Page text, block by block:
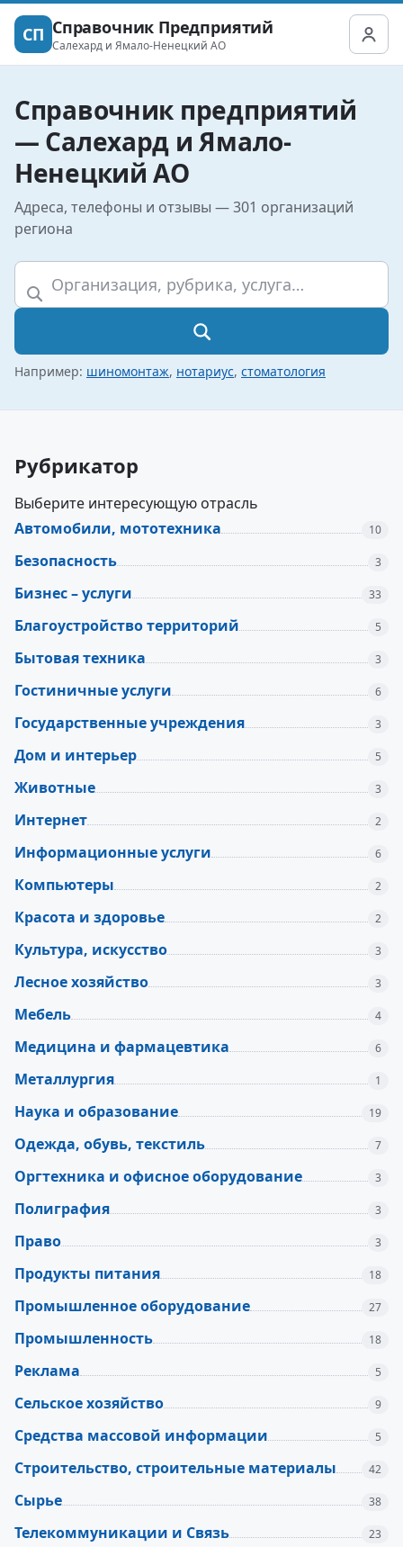
СП Справочник Предприятий
Салехард и Ямало-Ненецкий АО
Справочник предприятий
— Салехард и Ямало-
Ненецкий АО
Адреса, телефоны и отзывы — 301 организаций
региона
Например: шиномонтаж, нотариус, стоматология
Рубрикатор
Выберите интересующую отрасль
Автомобили, мототехника
10
Безопасность 3
Бизнес – услуги 33
Благоустройство территорий 5
Бытовая техника 3
Гостиничные услуги 6
Государственные учреждения 3
Дом и интерьер 5
Животные 3
Интернет 2
Информационные услуги 6
Компьютеры 2
Красота и здоровье 2
Культура, искусство 3
Лесное хозяйство 3
Мебель 4
Медицина и фармацевтика 6
Металлургия 1
Наука и образование 19
Одежда, обувь, текстиль 7
Оргтехника и офисное оборудование 3
Полиграфия 3
Право 3
Продукты питания 18
Промышленное оборудование 27
Промышленность 18
Реклама 5
Сельское хозяйство 9
Средства массовой информации 5
Строительство, строительные материалы 42
Сырье 38
Телекоммуникации и Связь 23